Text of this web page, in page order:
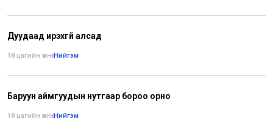
Дуудаад ирэхгүй алсад
18 цагийн өмнө•Нийгэм
Баруун аймгуудын нутгаар бороо орно
18 цагийн өмнө•Нийгэм